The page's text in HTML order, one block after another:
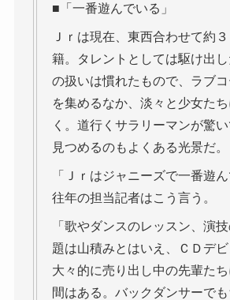
■「一番遊んでいる」
Ｊｒは現在、東西合わせて約
籍。タレントとしては駆け出
の扱いは慣れたもので、ラブ
を集めるなか、淡々と少女た
く。道行くサラリーマンが驚
見つめるのもよくある光景だ。
「Ｊｒはジャニーズで一番遊ん
往年の担当記者はこう言う。
「歌やダンスのレッスン、演
題は山積みとはいえ、ＣＤデビ
大々的に売り出し中の先輩た
間はある。バックダンサーで